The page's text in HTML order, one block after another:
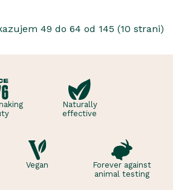
49 do 64 od 145 (10 strani)
Naturally
effective
Vegan
Forever against
animal testing